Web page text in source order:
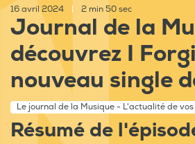
16 avril 2024 2 min 50 sec
Journal de la
découvrez I
nouveau single
Le journal de la Musique - L'actualité de
Résumé de